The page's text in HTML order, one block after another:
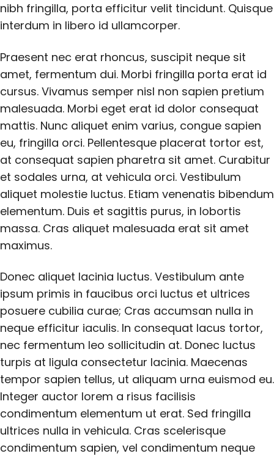
nibh fringilla, porta efficitur velit tincidunt. Quisque
interdum in libero id ullamcorper.
Praesent nec erat rhoncus, suscipit neque sit
amet, fermentum dui. Morbi fringilla porta erat id
cursus. Vivamus semper nisl non sapien pretium
malesuada. Morbi eget erat id dolor consequat
mattis. Nunc aliquet enim varius, congue sapien
eu, fringilla orci. Pellentesque placerat tortor est,
at consequat sapien pharetra sit amet. Curabitur
et sodales urna, at vehicula orci. Vestibulum
aliquet molestie luctus. Etiam venenatis bibendum
elementum. Duis et sagittis purus, in lobortis
massa. Cras aliquet malesuada erat sit amet
maximus.
Donec aliquet lacinia luctus. Vestibulum ante
ipsum primis in faucibus orci luctus et ultrices
posuere cubilia curae; Cras accumsan nulla in
neque efficitur iaculis. In consequat lacus tortor,
nec fermentum leo sollicitudin at. Donec luctus
turpis at ligula consectetur lacinia. Maecenas
tempor sapien tellus, ut aliquam urna euismod eu.
Integer auctor lorem a risus facilisis
condimentum elementum ut erat. Sed fringilla
ultrices nulla in vehicula. Cras scelerisque
condimentum sapien, vel condimentum neque